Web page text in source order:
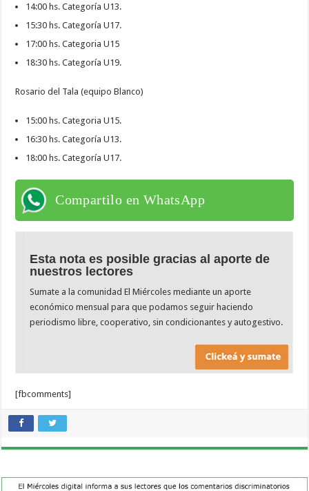
14:00 hs. Categoría U13.
15:30 hs. Categoría U17.
17:00 hs. Categoria U15
18:30 hs. Categoría U19.
Rosario del Tala (equipo Blanco)
15:00 hs. Categoria U15.
16:30 hs. Categoría U13.
18:00 hs. Categoría U17.
Compartilo en WhatsApp
Esta nota es posible gracias al aporte de
nuestros lectores
Sumate a la comunidad El Miércoles mediante un aporte
económico mensual para que podamos seguir haciendo
periodismo libre, cooperativo, sin condicionantes y autogestivo.
[fbcomments]